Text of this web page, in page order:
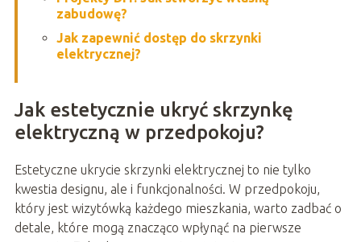
zabudowę?
Jak zapewnić dostęp do skrzynki
elektrycznej?
Jak estetycznie ukryć skrzynkę
elektryczną w przedpokoju?
Estetyczne ukrycie skrzynki elektrycznej to nie tylko
kwestia designu, ale i funkcjonalności. W przedpokoju,
który jest wizytówką każdego mieszkania, warto zadbać o
detale, które mogą znacząco wpłynąć na pierwsze